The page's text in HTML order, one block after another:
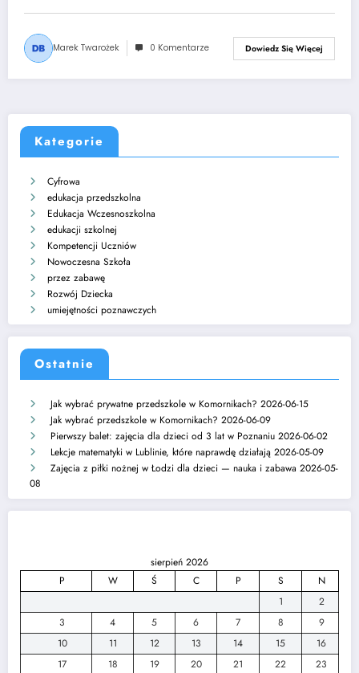
Marek Twarożek 0 Komentarze Dowiedz Się Więcej
Kategorie
Cyfrowa
edukacja przedszkolna
Edukacja Wczesnoszkolna
edukacji szkolnej
Kompetencji Uczniów
Nowoczesna Szkoła
przez zabawę
Rozwój Dziecka
umiejętności poznawczych
Ostatnie
Jak wybrać prywatne przedszkole w Komornikach? 2026-06-15
Jak wybrać przedszkole w Komornikach? 2026-06-09
Pierwszy balet: zajęcia dla dzieci od 3 lat w Poznaniu 2026-06-02
Lekcje matematyki w Lublinie, które naprawdę działają 2026-05-09
Zajęcia z piłki nożnej w Łodzi dla dzieci — nauka i zabawa 2026-05-
08
sierpień 2026
P
W Ś C P S
N
1
2
3
4 5 6 7 8
9
10
11 12 13 14 15
16
17
18 19 20 21 22
23